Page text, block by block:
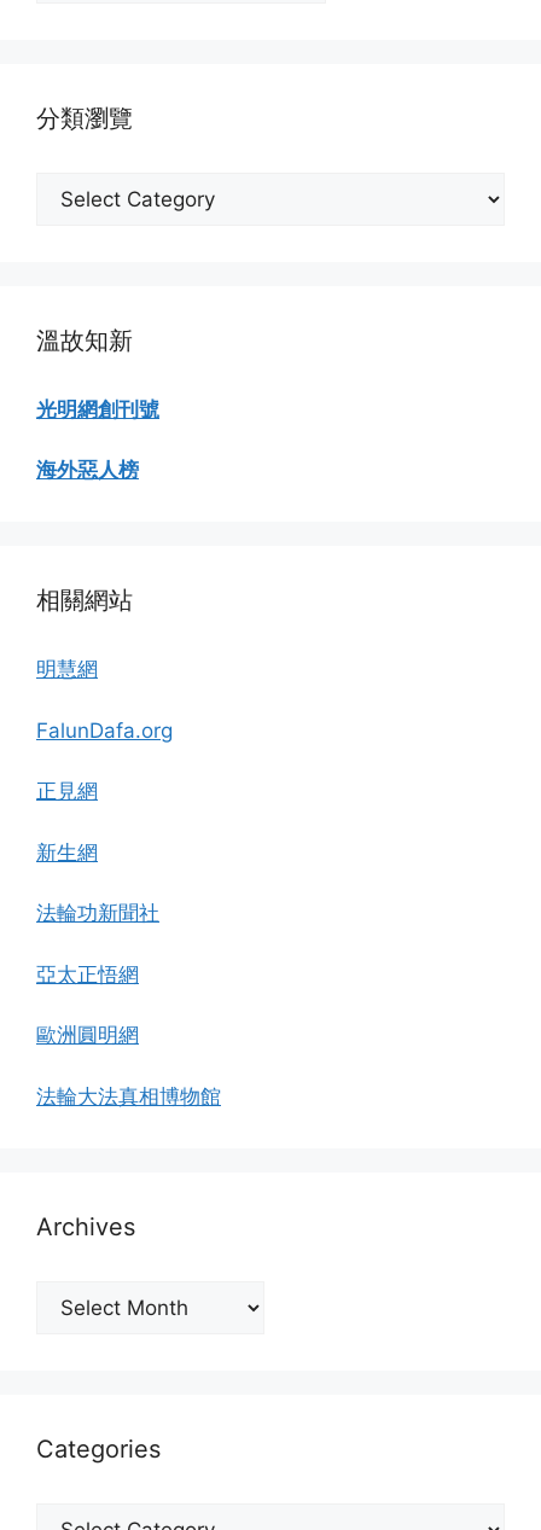
分類瀏覽
溫故知新
光明網創刊號
海外惡人榜
相關網站
明慧網
FalunDafa.org
正見網
新生網
法輪功新聞社
亞太正悟網
歐洲圓明網
法輪大法真相博物館
Archives
Archives
Categories
Categories